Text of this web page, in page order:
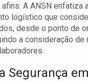
A ANSN enfatiza
logístico que
desde o ponto de
a consideração de
Segurança em